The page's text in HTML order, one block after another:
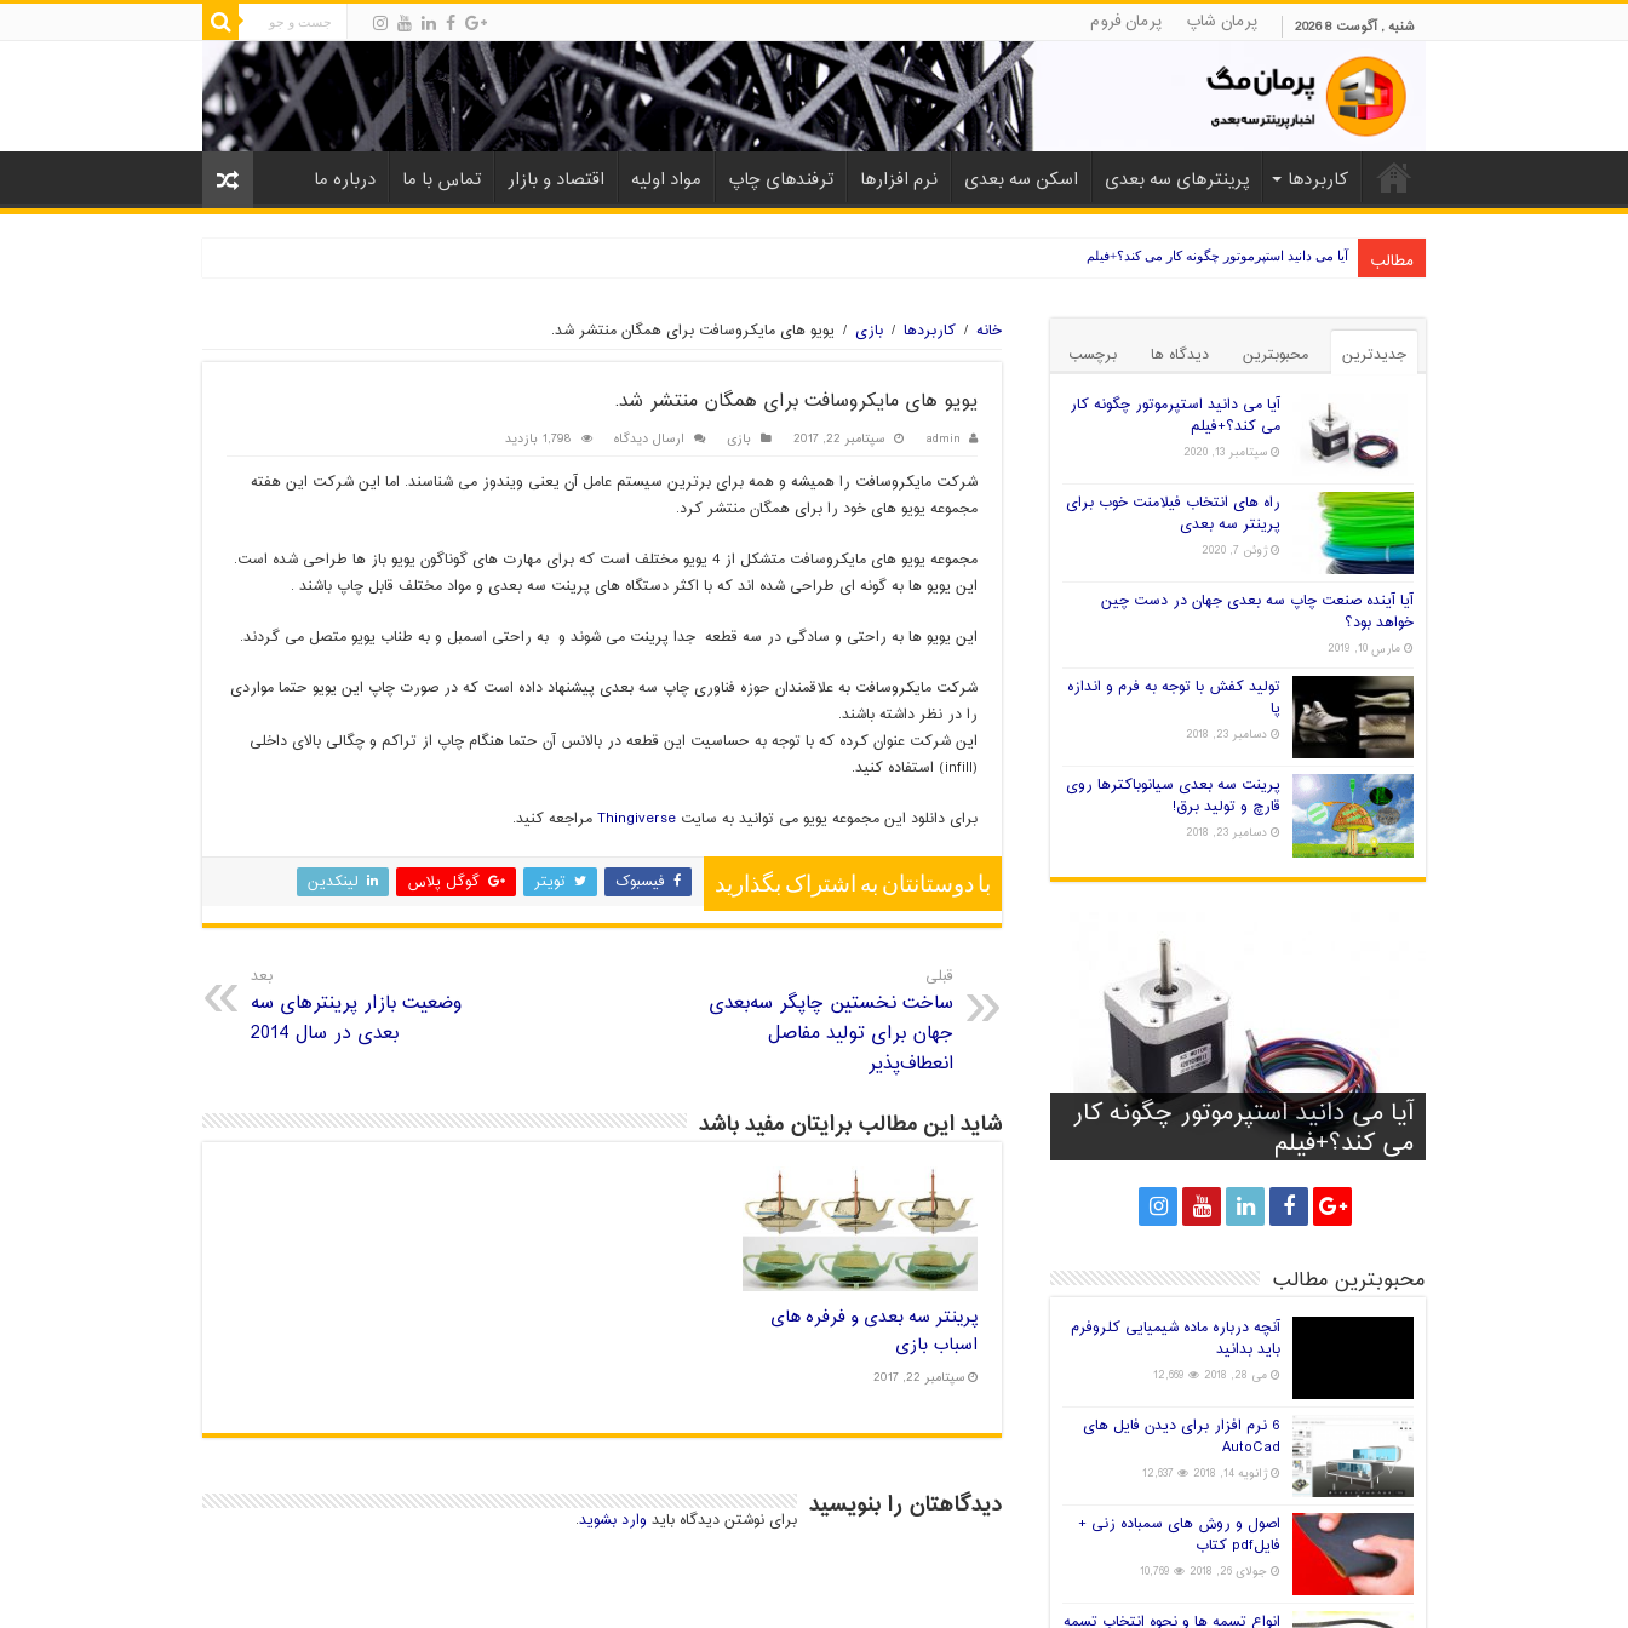
شنبه , آگوست 8 2026 پرمان شاپ پرمان فروم
کاربردها پرینترهای سه بعدی اسکن سه بعدی نرم افزارها ترفندهای چاپ مواد اولیه اقتصاد و بازار تماس با ما درباره ما
مطالب آیا می دانید استپرموتور چگونه کار می کند؟+فیلم
خانه / کاربردها / بازی / یویو های مایکروسافت برای همگان منتشر شد.
یویو های مایکروسافت برای همگان منتشر شد.
admin سپتامبر 22, 2017 بازی ارسال دیدگاه 1,798 بازدید
شرکت مایکروسافت را همیشه و همه برای برترین سیستم عامل آن یعنی ویندوز می شناسند. اما این شرکت این هفته
مجموعه یویو های خود را برای همگان منتشر کرد.
مجموعه یویو های مایکروسافت متشکل از 4 یویو مختلف است که برای مهارت های گوناگون یویو باز ها طراحی شده است.
این یویو ها به گونه ای طراحی شده اند که با اکثر دستگاه های پرینت سه بعدی و مواد مختلف قابل چاپ باشند .
این یویو ها به راحتی و سادگی در سه قطعه جدا پرینت می شوند و به راحتی اسمبل و به طناب یویو متصل می گردند.
شرکت مایکروسافت به علاقمندان حوزه فناوری چاپ سه بعدی پیشنهاد داده است که در صورت چاپ این یویو حتما مواردی
را در نظر داشته باشند.
این شرکت عنوان کرده که با توجه به حساسیت این قطعه در بالانس آن حتما هنگام چاپ از تراکم و چگالی بالای داخلی
(infill) استفاده کنید.
برای دانلود این مجموعه یویو می توانید به سایت Thingiverse مراجعه کنید.
با دوستانتان به اشتراک بگذارید فیسبوک تویتر گوگل پلاس لینکدین
قبلی
ساخت نخستین چاپگر سه‌بعدی
جهان برای تولید مفاصل
انعطاف‌پذیر
بعد
وضعیت بازار پرینترهای سه
بعدی در سال 2014
شاید این مطالب برایتان مفید باشد
پرینتر سه بعدی و فرفره های
اسباب بازی
سپتامبر 22, 2017
دیدگاهتان را بنویسید برای نوشتن دیدگاه باید وارد بشوید.
جدیدترین محبوبترین دیدگاه ها برچسب
آیا می دانید استپرموتور چگونه کار
می کند؟+فیلم
سپتامبر 13, 2020
راه های انتخاب فیلامنت خوب برای
پرینتر سه بعدی
ژوئن 7, 2020
آیا آینده صنعت چاپ سه بعدی جهان در دست چین
خواهد بود؟
مارس 10, 2019
تولید کفش با توجه به فرم و اندازه
پا
دسامبر 23, 2018
پرینت سه بعدی سیانوباکترها روی
قارچ و تولید برق!
دسامبر 23, 2018
آیا می دانید استپرموتور چگونه کار
می کند؟+فیلم
راه های انتخاب فیلامنت خوب برای
پرینتر سه بعدی
آیا آینده صنعت چاپ سه بعدی
جهان در دست چین خواهد بود؟
تولید کفش با توجه به فرم و اندازه
پا
پرینت سه بعدی سیانوباکترها روی
قارچ و تولید برق!
محبوبترین مطالب
آنچه درباره ماده شیمیایی کلروفرم
باید بدانید
می 28, 2018 12,669
6 نرم افزار برای دیدن فایل های
AutoCad
ژانویه 14, 2018 12,637
اصول و روش های سمباده زنی +
فایلpdf کتاب
جولای 26, 2018 10,769
انواع تسمه ها و نحوه انتخاب تسمه